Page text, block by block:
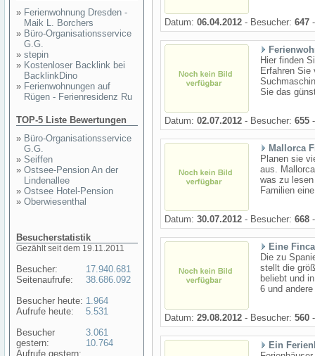
» Ferienwohnung Dresden -
Maik L. Borchers
» Büro-Organisationsservice
G.G.
» stepin
» Kostenloser Backlink bei
BacklinkDino
» Ferienwohnungen auf
Rügen - Ferienresidenz Ru
TOP-5 Liste Bewertungen
» Büro-Organisationsservice
G.G.
» Seiffen
» Ostsee-Pension An der
Lindenallee
» Ostsee Hotel-Pension
» Oberwiesenthal
Besucherstatistik
Gezählt seit dem 19.11.2011
Besucher:
Seitenaufrufe:
Besucher heute:
Aufrufe heute:
Besucher
gestern:
Aufrufe gestern:
17.940.681
38.686.092
1.964
5.531
3.061
10.764
Datum: 06.04.2012 - Besucher: 647
Hier finden
Erfahren
Sie das
Datum: 02.07.2012 - Besucher: 655
Mallorca
Planen sie
aus.
was zu
Familien
Datum: 30.07.2012 - Besucher: 668
Eine
Die zu
stellt die
beliebt und
6 und
Datum: 29.08.2012 - Besucher: 560
Ein